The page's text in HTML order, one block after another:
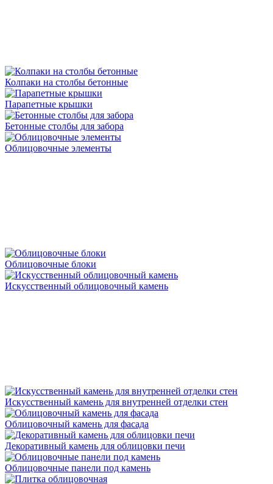
Колпаки на столбы бетонные
Парапетные крышки
Бетонные столбы для забора
Облицовочные элементы
Облицовочные блоки
Искусственный облицовочный камень
Искусственный камень для внутренней отделки стен
Облицовочный камень для фасада
Декоративный камень для облицовки печи
Облицовочные панели под камень